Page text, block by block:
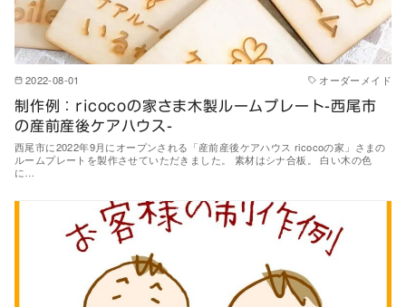
2022-08-01
オーダーメイド
制作例：ricocoの家さま木製ルームプレート-西尾市
の産前産後ケアハウス-
西尾市に2022年9月にオープンされる「産前産後ケアハウス ricocoの家」さまの
ルームプレートを製作させていただきました。 素材はシナ合板。 白い木の色
に…